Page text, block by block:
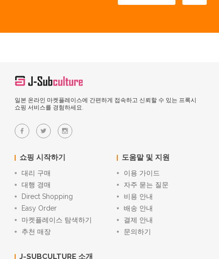
일본 온라인 마켓플레이스에 간편하게 접속하고 신뢰할 수 있는 프록시
쇼핑 서비스를 경험하세요.
쇼핑 시작하기
대리 구매
대행 경매
Direct Shopping
Easy Order
마켓플레이스 탐색하기
추천 매장
도움말 및 지원
이용 가이드
자주 묻는 질문
비용 안내
배송 안내
결제 안내
문의하기
J-SUBCULTURE 소개